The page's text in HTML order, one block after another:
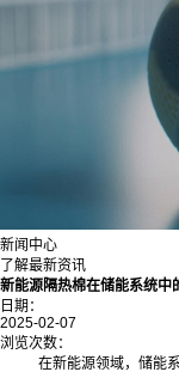
新闻中心
了解最新资讯
新能源隔热棉在储能系统中
日期：
2025-02-07
浏览次数：
在新能源领域，储能